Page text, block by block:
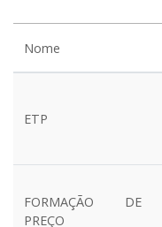
Nome
ETP
FORMAÇÃO DE
PREÇO